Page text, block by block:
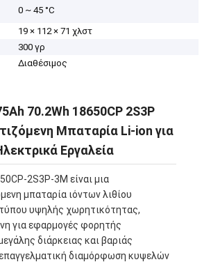
0 ~ 45 °C
19 × 112 × 71 χλστ
300 γρ
Διαθέσιμος
70.2Wh 18650CP 2S3P
Μπαταρία Li-ion για
Εργαλεία
2S3P-3M είναι μια
μπαταρία ιόντων λιθίου
υψηλής χωρητικότητας,
για εφαρμογές φορητής
διάρκειας και βαριάς
διαμόρφωση κυψελών